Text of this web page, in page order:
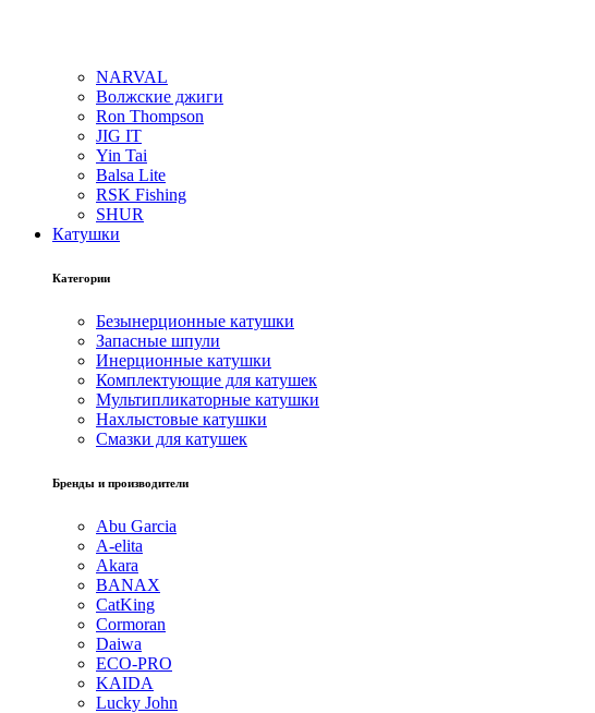
NARVAL
Волжские джиги
Ron Thompson
JIG IT
Yin Tai
Balsa Lite
RSK Fishing
SHUR
Катушки
Категории
Безынерционные катушки
Запасные шпули
Инерционные катушки
Комплектующие для катушек
Мультипликаторные катушки
Нахлыстовые катушки
Смазки для катушек
Бренды и производители
Abu Garcia
A-elita
Akara
BANAX
CatKing
Cormoran
Daiwa
ECO-PRO
KAIDA
Lucky John